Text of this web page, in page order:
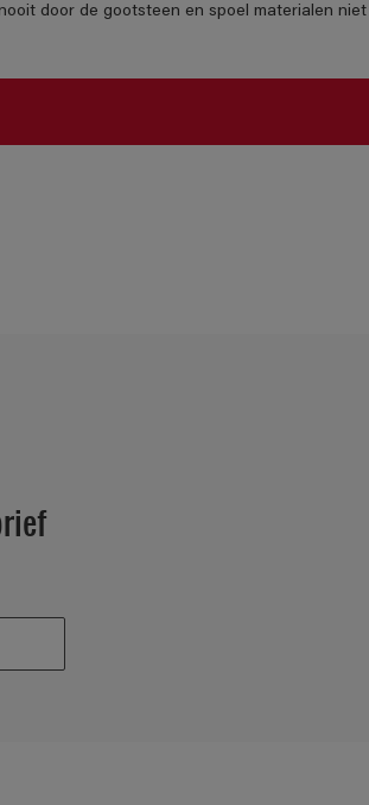
door de gootsteen en spoel materialen